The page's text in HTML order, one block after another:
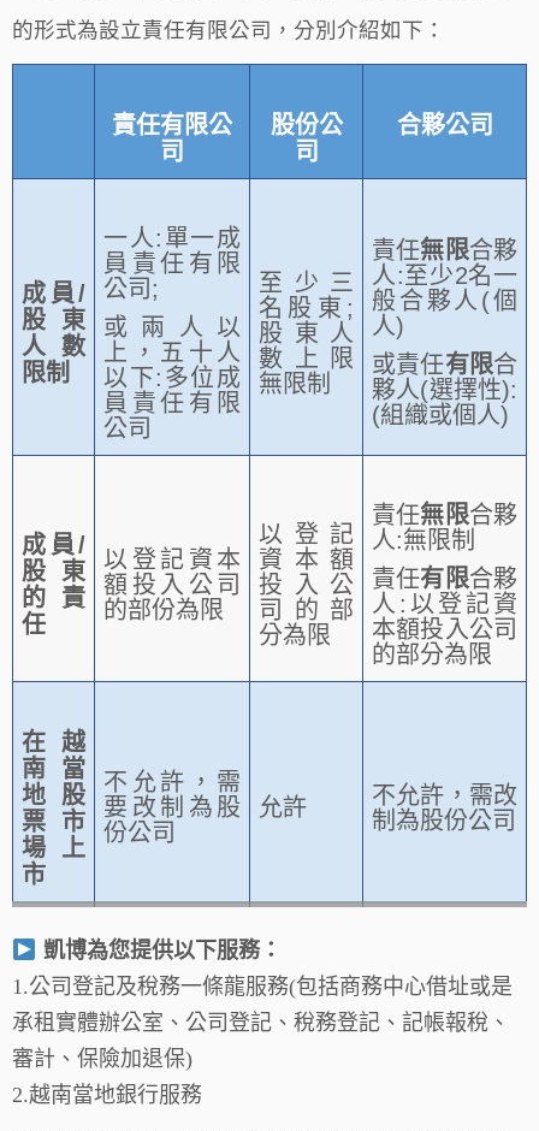
的形式為設立責任有限公司，分別介紹如下：
責任有限公
司
股份公
司
合夥公司
成員/
股東
人數
限制
一人:單一成
員責任有限
公司;
或兩人以
上，五十人
以下:多位成
員責任有限
公司
至少三
名股東;
股東人
數上限
無限制
責任無限合夥
人:至少2名一
般合夥人(個
人)
或責任有限合
夥人(選擇性):
(組織或個人)
成員/
股東
的責
任
以登記資本
額投入公司
的部份為限
以登記
資本額
投入公
司的部
分為限
責任無限合夥
人:無限制
責任有限合夥
人:以登記資
本額投入公司
的部分為限
在越
南當
地股
票市
場上
市
不允許，需
要改制為股
份公司
允許
不允許，需改
制為股份公司
凱博為您提供以下服務：
1.公司登記及稅務一條龍服務(包括商務中心借址或是
承租實體辦公室、公司登記、稅務登記、記帳報稅、
審計、保險加退保)
2.越南當地銀行服務